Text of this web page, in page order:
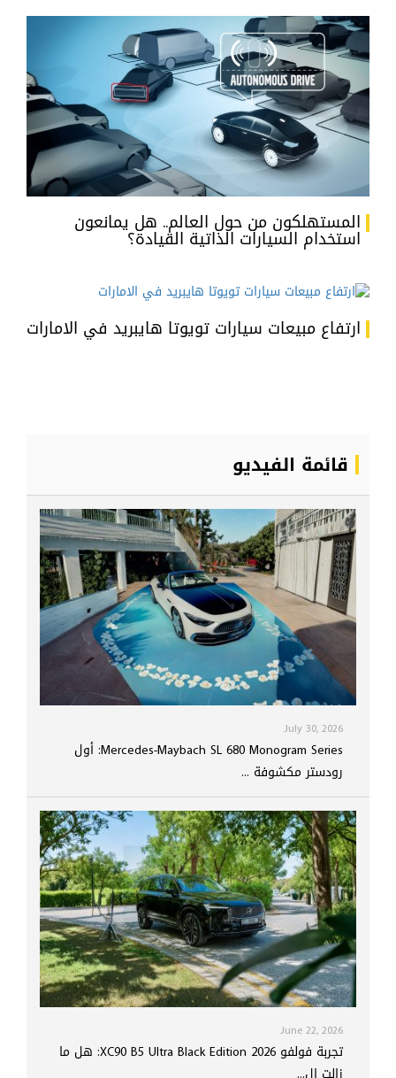
المستهلكون من حول العالم.. هل يمانعون
استخدام السيارات الذاتية القيادة؟
ارتفاع مبيعات سيارات تويوتا هايبريد في الامارات
قائمة الفيديو
July 30, 2026
Mercedes-Maybach SL 680 Monogram Series: أول
رودستر مكشوفة ...
June 22, 2026
تجربة فولفو XC90 B5 Ultra Black Edition 2026: هل ما